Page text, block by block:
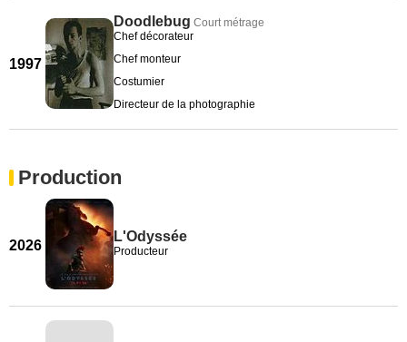
1997
Doodlebug Court métrage
Chef décorateur
Chef monteur
Costumier
Directeur de la photographie
Production
2026
L'Odyssée
Producteur